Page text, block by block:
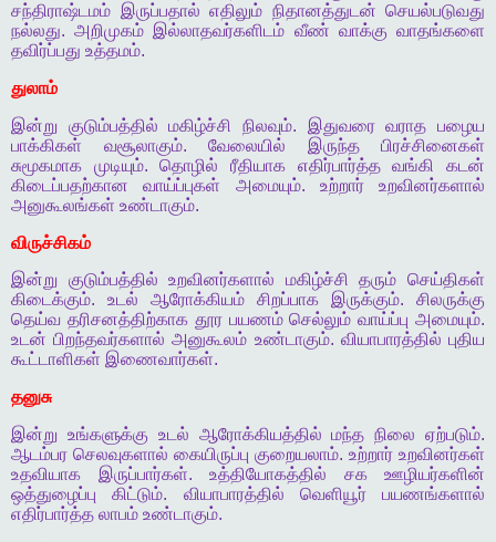
சந்திராஷ்டமம் இருப்பதால் எதிலும் நிதானத்துடன் செயல்படுவது
நல்லது.அறிமுகம் இல்லாதவர்களிடம் வீண் வாக்கு வாதங்களை
தவிர்ப்பது உத்தமம்.
துலாம்
இன்று
குடும்பத்தில் மகிழ்ச்சி நிலவும். இதுவரை வராத பழைய
பாக்கிகள்
வசூலாகும். வேலையில் இருந்த
பிரச்சினைகள்
சுமூகமாக
முடியும்.தொழில் ரீதியாக எதிர்பார்த்த வங்கி
கடன்
கிடைப்பதற்கான
வாய்ப்புகள் அமையும். உற்றார்
உறவினர்களால்
அனுகூலங்கள் உண்டாகும்.
விருச்சிகம்
இன்று
குடும்பத்தில் உறவினர்களால் மகிழ்ச்சி தரும் செய்திகள்
கிடைக்கும். உடல் ஆரோக்கியம் சிறப்பாக இருக்கும். சிலருக்கு
தெய்வ தரிசனத்திற்காக தூர பயணம் செல்லும் வாய்ப்பு அமையும்.
உடன் பிறந்தவர்களால் அனுகூலம் உண்டாகும். வியாபாரத்தில் புதிய
கூட்டாளிகள் இணைவார்கள்.
தனுசு
இன்று உங்களுக்கு உடல் ஆரோக்கியத்தில் மந்த நிலை ஏற்படும்.
ஆடம்பர செலவுகளால் கையிருப்பு குறையலாம். உற்றார் உறவினர்கள்
உதவியாக
இருப்பார்கள். உத்தியோகத்தில் சக
ஊழியர்களின்
ஒத்துழைப்பு
கிட்டும். வியாபாரத்தில் வெளியூர்
பயணங்களால்
எதிர்பார்த்த லாபம் உண்டாகும்.